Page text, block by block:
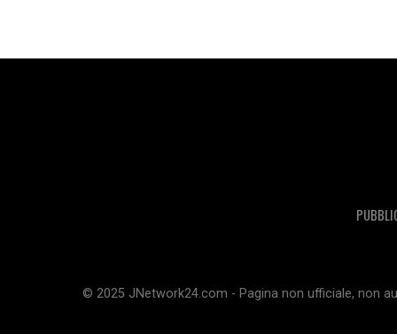
© 2025 JNetwork24.com - Pagina non ufficiale, non